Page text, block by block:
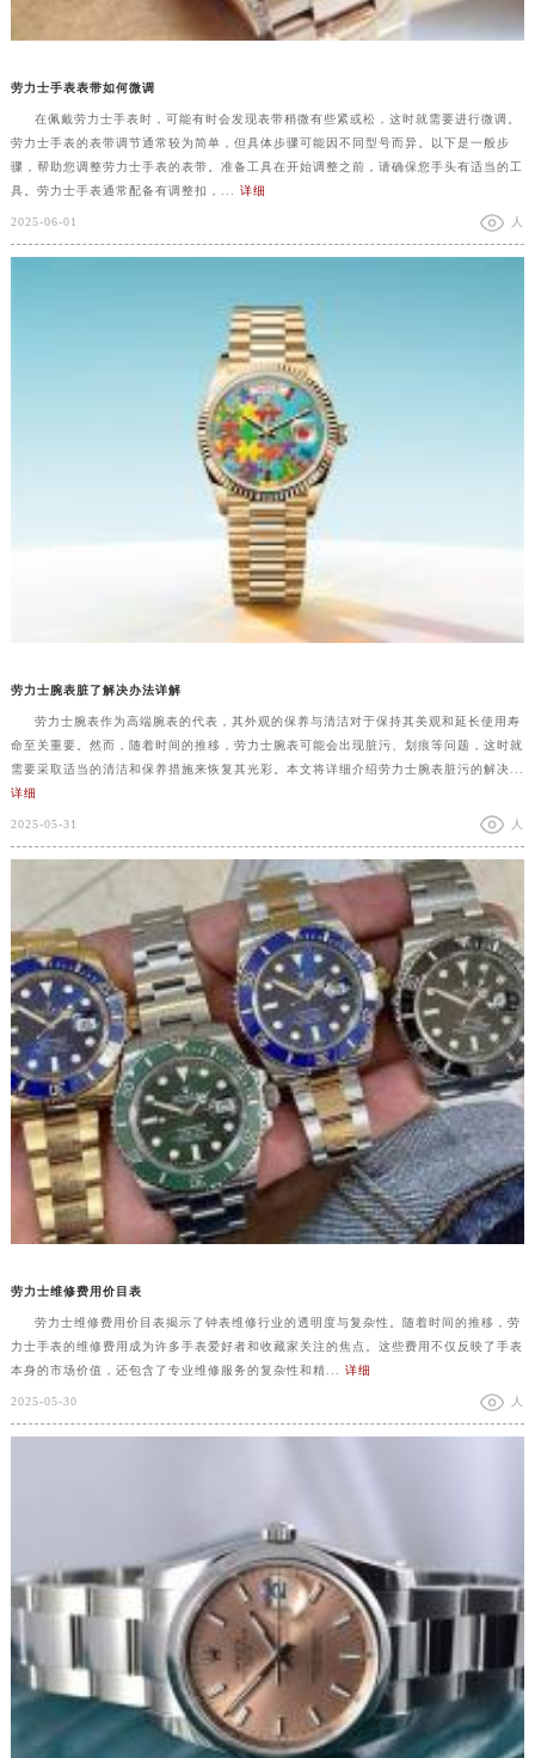
劳力士手表表带如何微调
在佩戴劳力士手表时，可能有时会发现表带稍微有些紧或松，这时就需要进行微调。
劳力士手表的表带调节通常较为简单，但具体步骤可能因不同型号而异。以下是一般步
骤，帮助您调整劳力士手表的表带。准备工具在开始调整之前，请确保您手头有适当的工
具。劳力士手表通常配备有调整扣，... 详细
2025-06-01 人
劳力士腕表脏了解决办法详解
劳力士腕表作为高端腕表的代表，其外观的保养与清洁对于保持其美观和延长使用寿
命至关重要。然而，随着时间的推移，劳力士腕表可能会出现脏污、划痕等问题，这时就
需要采取适当的清洁和保养措施来恢复其光彩。本文将详细介绍劳力士腕表脏污的解决...
详细
2025-05-31 人
劳力士维修费用价目表
劳力士维修费用价目表揭示了钟表维修行业的透明度与复杂性。随着时间的推移，劳
力士手表的维修费用成为许多手表爱好者和收藏家关注的焦点。这些费用不仅反映了手表
本身的市场价值，还包含了专业维修服务的复杂性和精... 详细
2025-05-30 人